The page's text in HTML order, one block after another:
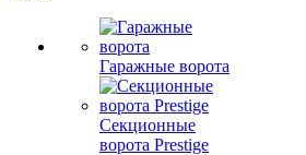
Гаражные ворота
Секционные
ворота Prestige